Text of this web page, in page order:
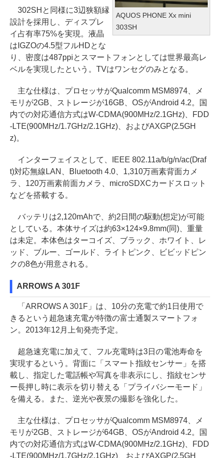
AQUOS PHONE Xx mini
303SH
302SHと同様に3辺狭額縁
設計を採用し、ディスプレ
イ占有率75%を実現。液晶
はIGZOの4.5型フルHDとな
り、密度は487ppiとスマートフォンとしては世界最高レ
ベルを実現したという。TVはワンセグのみとなる。
主な仕様は、プロセッサがQualcomm MSM8974、メ
モリが2GB、ストレージが16GB、OSがAndroid 4.2。国
内での対応通信方式はW-CDMA(900MHz/2.1GHz)、FDD
-LTE(900MHz/1.7GHz/2.1GHz)、およびAXGP(2.5GH
z)。
インターフェイスとして、IEEE 802.11a/b/g/n/ac(Draf
t)対応無線LAN、Bluetooth 4.0、1,310万画素背面カメ
ラ、120万画素前面カメラ、microSDXCカードスロット
などを搭載する。
バッテリは2,120mAhで、約2日間の駆動(想定)が可能
としている。本体サイズは約63×124×9.8mm(同)、重量
は未定。本体色はターコイズ、ブラック、ホワイト、レ
ッド、ブルー、ゴールド、ライトピンク、ビビッドピン
クの8色が用意される。
ARROWS A 301F
「ARROWS A 301F」は、10分の充電で約1日使用で
きるという超急速充電が特徴の富士通製スマートフォ
ン。2013年12月上旬発売予定。
超急速充電に加えて、フル充電時は3日の電池寿命を
実現するという。背面に「スマート指紋センサー」を搭
載し、指定した電話帳や写真を非表示にし、指紋センサ
ー長押し時に表示を切り替える「プライバシーモード」
を備える。また、逆光や夜景の撮影を強化した。
主な仕様は、プロセッサがQualcomm MSM8974、メ
モリが2GB、ストレージが64GB、OSがAndroid 4.2。国
内での対応通信方式はW-CDMA(900MHz/2.1GHz)、FDD
-LTE(900MHz/1.7GHz/2.1GHz)、およびAXGP(2.5GH